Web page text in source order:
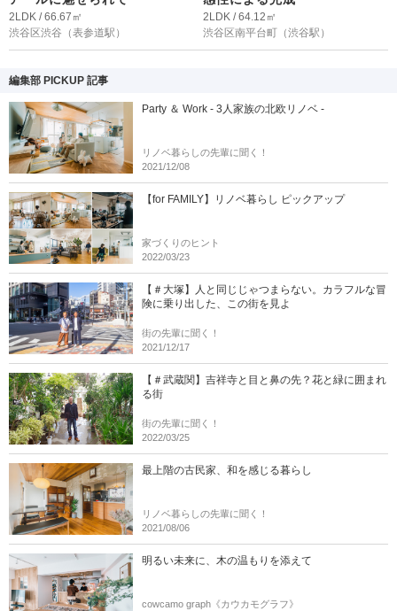
2LDK / 66.67㎡
渋谷区渋谷 （表参道駅）
2LDK / 64.12㎡
渋谷区南平台町 （渋谷駅）
編集部 PICKUP 記事
Party ＆ Work - 3人家族の北欧リノベ -
リノベ暮らしの先輩に聞く！
2021/12/08
【for FAMILY】リノベ暮らし ピックアップ
家づくりのヒント
2022/03/23
【＃大塚】人と同じじゃつまらない。カラフルな冒
険に乗り出した、この街を見よ
街の先輩に聞く！
2021/12/17
【＃武蔵関】吉祥寺と目と鼻の先？花と緑に囲まれ
る街
街の先輩に聞く！
2022/03/25
最上階の古民家、和を感じる暮らし
リノベ暮らしの先輩に聞く！
2021/08/06
明るい未来に、木の温もりを添えて
cowcamo graph《カウカモグラフ》